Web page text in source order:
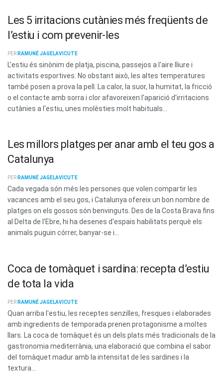
Les 5 irritacions cutànies més freqüents de
l’estiu i com prevenir-les
PER RAMUNÉ JAGELAVICUTE
L'estiu és sinònim de platja, piscina, passejos a l'aire lliure i
activitats esportives. No obstant això, les altes temperatures
també posen a prova la pell. La calor, la suor, la humitat, la fricció
o el contacte amb sorra i clor afavoreixen l'aparició d'irritacions
cutànies a l'estiu, unes molèsties molt habituals...
Les millors platges per anar amb el teu gos a
Catalunya
PER RAMUNÉ JAGELAVICUTE
Cada vegada són més les persones que volen compartir les
vacances amb el seu gos, i Catalunya ofereix un bon nombre de
platges on els gossos són benvinguts. Des de la Costa Brava fins
al Delta de l'Ebre, hi ha desenes d'espais habilitats perquè els
animals puguin córrer, banyar-se i...
Coca de tomàquet i sardina: recepta d’estiu
de tota la vida
PER RAMUNÉ JAGELAVICUTE
Quan arriba l'estiu, les receptes senzilles, fresques i elaborades
amb ingredients de temporada prenen protagonisme a moltes
llars. La coca de tomàquet és un dels plats més tradicionals de la
gastronomia mediterrània, una elaboració que combina el sabor
del tomàquet madur amb la intensitat de les sardines i la
textura...